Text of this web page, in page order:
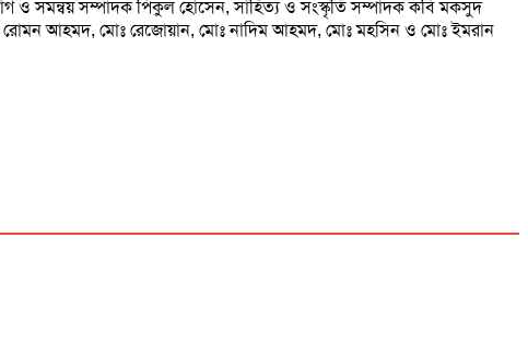
ও সমন্বয় সম্পাদক পিকুল হোসেন, সাহিত্য ও সংস্কৃতি সম্পাদক কবি মকসুদ
রোমন আহমদ, মোঃ রেজোয়ান, মোঃ নাদিম আহমদ, মোঃ মহসিন ও মোঃ ইমরান